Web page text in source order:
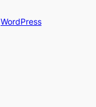
WordPress